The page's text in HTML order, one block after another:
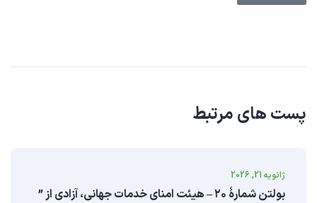
پست های مرتبط
ژانویه 21, 2026
بولتن شمارهٔ ۲۰ – هیئت امنای خدمات جهانی، آزادی از ”